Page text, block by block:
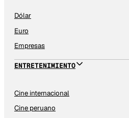
Dólar
Euro
Empresas
ENTRETENIMIENTO
Cine internacional
Cine peruano